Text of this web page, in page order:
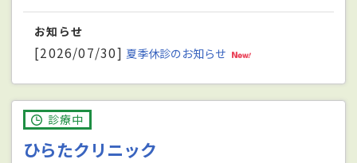
お知らせ
[2026/07/30] 夏季休診のお知らせ
診療中
ひらたクリニック